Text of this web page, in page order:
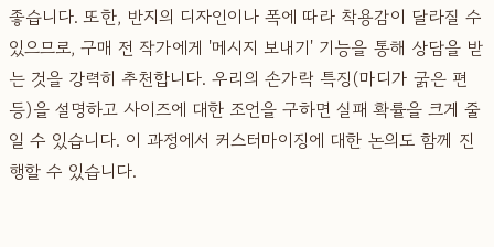
좋습니다. 또한, 반지의 디자인이나 폭에 따라 착용감이 달라질 수
있으므로, 구매 전 작가에게 '메시지 보내기' 기능을 통해 상담을 받
는 것을 강력히 추천합니다. 우리의 손가락 특징(마디가 굵은 편
등)을 설명하고 사이즈에 대한 조언을 구하면 실패 확률을 크게 줄
일 수 있습니다. 이 과정에서 커스터마이징에 대한 논의도 함께 진
행할 수 있습니다.